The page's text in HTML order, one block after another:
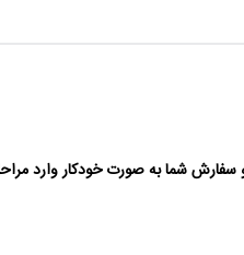
شما به صورت خودکار وارد